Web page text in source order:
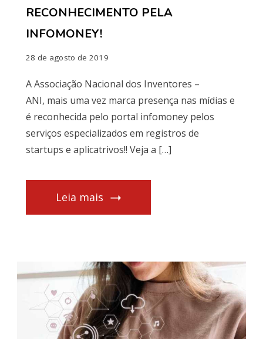
RECONHECIMENTO PELA
INFOMONEY!
28 de agosto de 2019
A Associação Nacional dos Inventores –
ANI, mais uma vez marca presença nas mídias e
é reconhecida pelo portal infomoney pelos
serviços especializados em registros de
startups e aplicatrivos!! Veja a […]
Leia mais